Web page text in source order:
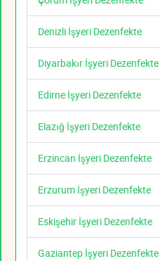
Denizli İşyeri Dezenfekte
Diyarbakır İşyeri Dezenfekte
Edirne İşyeri Dezenfekte
Elazığ İşyeri Dezenfekte
Erzincan İşyeri Dezenfekte
Erzurum İşyeri Dezenfekte
Eskişehir İşyeri Dezenfekte
Gaziantep İşyeri Dezenfekte